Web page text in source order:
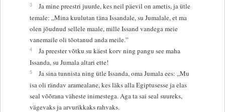
3
Ja mine preestri juurde, kes neil päevil on ametis, ja ütle
temale: „Mina kuulutan täna Issandale, su Jumalale, et ma
olen jõudnud sellele maale, mille Issand vandega meie
vanemaile oli tõotanud anda meile.”
4
Ja preester võtku su käest korv ning pangu see maha
Issanda, su Jumala altari ette!
5
Ja sina tunnista ning ütle Issanda, oma Jumala ees: „Mu
isa oli rändav aramealane, kes läks alla Egiptusesse ja elas
seal võõrana väheste inimestega. Aga ta sai seal suureks,
vägevaks ja arvurikkaks rahvaks.